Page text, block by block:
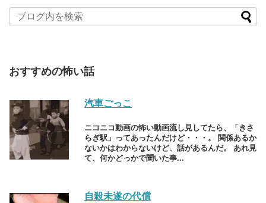
おすすめの怖い話
汽車ごっこ
ニコニコ動画の怖い動画流し見してたら、「きさ
らぎ駅」ってあったんだけど・・・。 関係あるか
ないかはわからないけど、話があるんだ。 あれ見
て、何かどっかで聞いた事...
自殺未遂の代償